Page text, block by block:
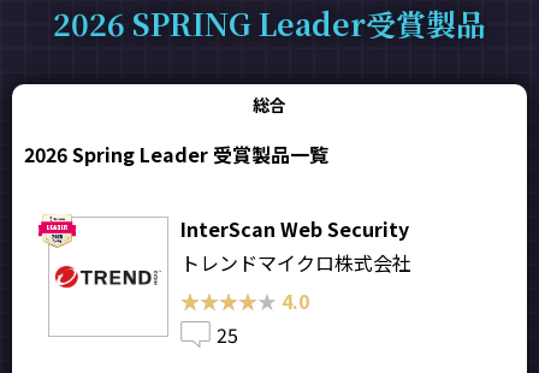
2026 SPRING Leader受賞製品
総合
2026 Spring Leader 受賞製品一覧
InterScan Web Security
トレンドマイクロ株式会社
★★★★★
★★★★★ 4.0
25